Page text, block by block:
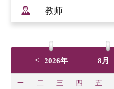
教师
< 2026年 8月
一 二 三 四 五